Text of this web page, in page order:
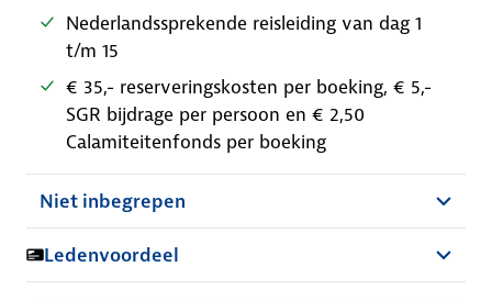
Nederlandssprekende reisleiding van dag 1
t/m 15
€ 35,- reserveringskosten per boeking, € 5,-
SGR bijdrage per persoon en € 2,50
Calamiteitenfonds per boeking
Niet inbegrepen
Ledenvoordeel